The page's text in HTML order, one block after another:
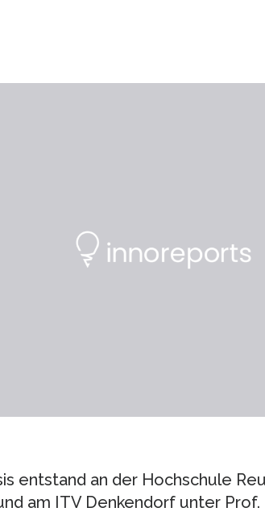
entstand an der Hochschule
am ITV Denkendorf unter Prof.